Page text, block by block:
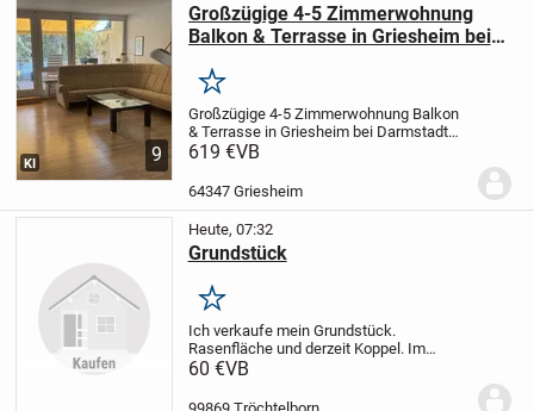
9
KI
Großzügige 4-5 Zimmerwohnung
Balkon & Terrasse in Griesheim bei
Merken
Großzügige 4-5 Zimmerwohnung Balkon
& Terrasse in Griesheim bei Darmstadt
von privat zu
angebotenen Objekt handelt es sich um
eine attraktive 4/5-Zimmerwohnung in...
619 €VB
64347 Griesheim
Heute, 07:32
Grundstück
Merken
Ich verkaufe mein Grundstück.
Rasenfläche und derzeit Koppel. Im
deklarierten Flächennutzungsplan der VG
so dass es zukünftig bebaut werden
60 €VB